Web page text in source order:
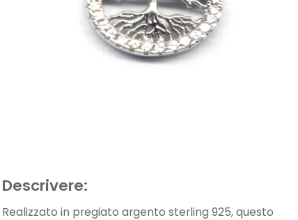
Descrivere:
Realizzato in pregiato argento sterling 925, questo